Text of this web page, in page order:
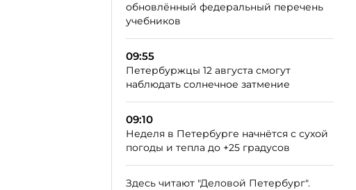
обновлённый федеральный перечень
учебников
09:55
Петербуржцы 12 августа смогут
наблюдать солнечное затмение
09:10
Неделя в Петербурге начнётся с сухой
погоды и тепла до +25 градусов
Здесь читают "Деловой Петербург".